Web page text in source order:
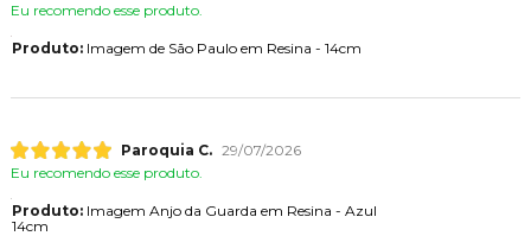
Eu recomendo esse produto.
Produto:Imagem de São Paulo em Resina - 14cm
Paroquia C. 29/07/2026
Eu recomendo esse produto.
Produto:Imagem Anjo da Guarda em Resina - Azul
14cm